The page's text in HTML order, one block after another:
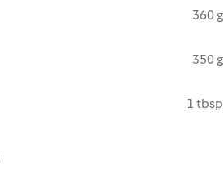
360 g
350 g
1 tbsp